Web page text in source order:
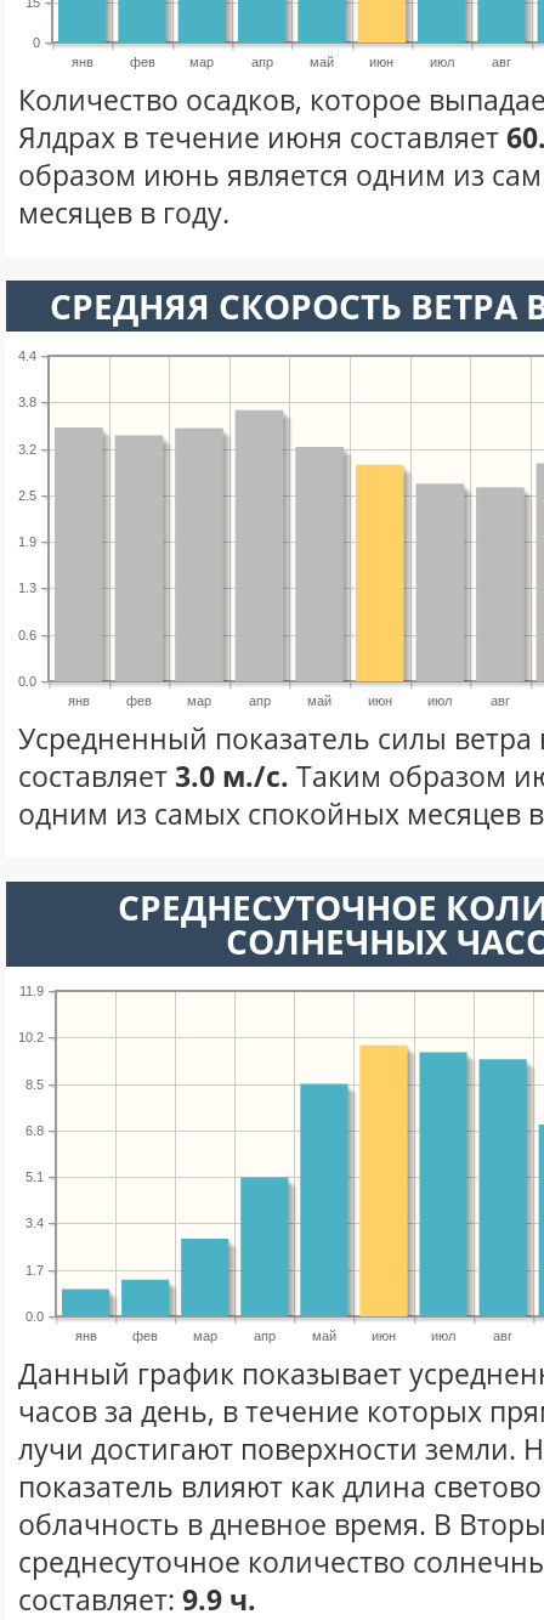
янв фев мар апр май июн июл авг
0
Количество осадков, которое
Ялдрах в течение июня составляет
образом июнь является одним из
месяцев в году.
СРЕДНЯЯ СКОРОСТЬ
янв фев мар апр май июн июл авг
0.0
0.6
1.3
1.9
2.5
3.2
3.8
4.4
Усредненный показатель силы
составляет3.0 м./с. Таким образом
одним из самых спокойных месяцев
СРЕДНЕСУТОЧНОЕ
СОЛНЕЧНЫХ
янв фев мар апр май июн июл авг
0.0
1.7
3.4
5.1
6.8
8.5
10.2
11.9
Данный график показывает
часов за день, в течение которых
лучи достигают поверхности земли.
показатель влияют как длина
облачность в дневное время. В
среднесуточное количество
составляет: 9.9 ч.